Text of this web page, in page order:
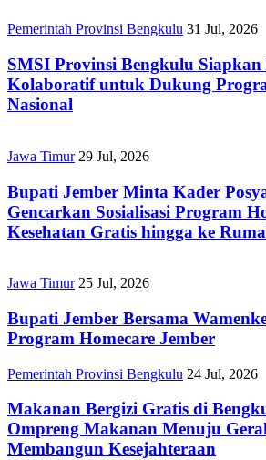
Pemerintah Provinsi Bengkulu 31 Jul, 2026
SMSI Provinsi Bengkulu Siapkan
Kolaboratif untuk Dukung
Nasional
Jawa Timur 29 Jul, 2026
Bupati Jember Minta Kader
Gencarkan Sosialisasi Program
Kesehatan Gratis hingga ke
Jawa Timur 25 Jul, 2026
Bupati Jember Bersama
Program Homecare Jember
Pemerintah Provinsi Bengkulu 24 Jul, 2026
Makanan Bergizi Gratis di
Ompreng Makanan Menuju
Membangun Kesejahteraan